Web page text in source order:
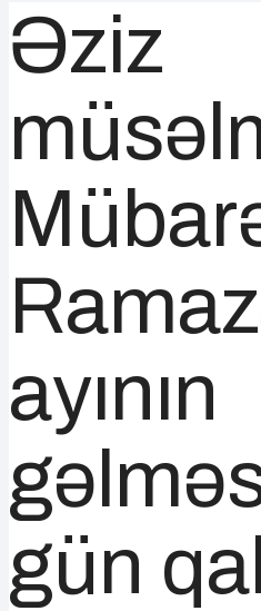
Əziz
ayının
gün